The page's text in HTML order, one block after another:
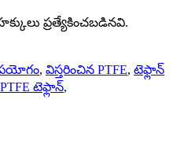
ప్రత్యేకించబడినవి.
, విస్తరించిన PTFE, టెఫ్లాన్
PTFE టెఫ్లాన్,